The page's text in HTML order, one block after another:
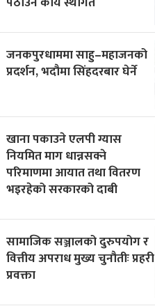
जनकपुरधाममा साहु–महाजनको
प्रदर्शन, भदौमा सिंहदरबार घेर्ने
खाना पकाउने एलपी ग्यास
नियमित माग धान्नसक्ने
परिमाणमा आयात तथा वितरण
भइरहेको सरकारको दाबी
सामाजिक सञ्जालको दुरुपयोग र
वित्तीय अपराध मुख्य चुनौतीः प्रहरी
प्रवक्ता